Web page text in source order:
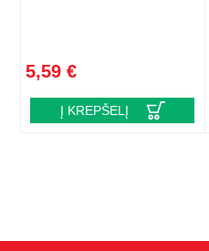
5,59 €
Į KREPŠELĮ